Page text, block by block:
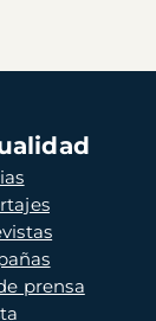
prensa